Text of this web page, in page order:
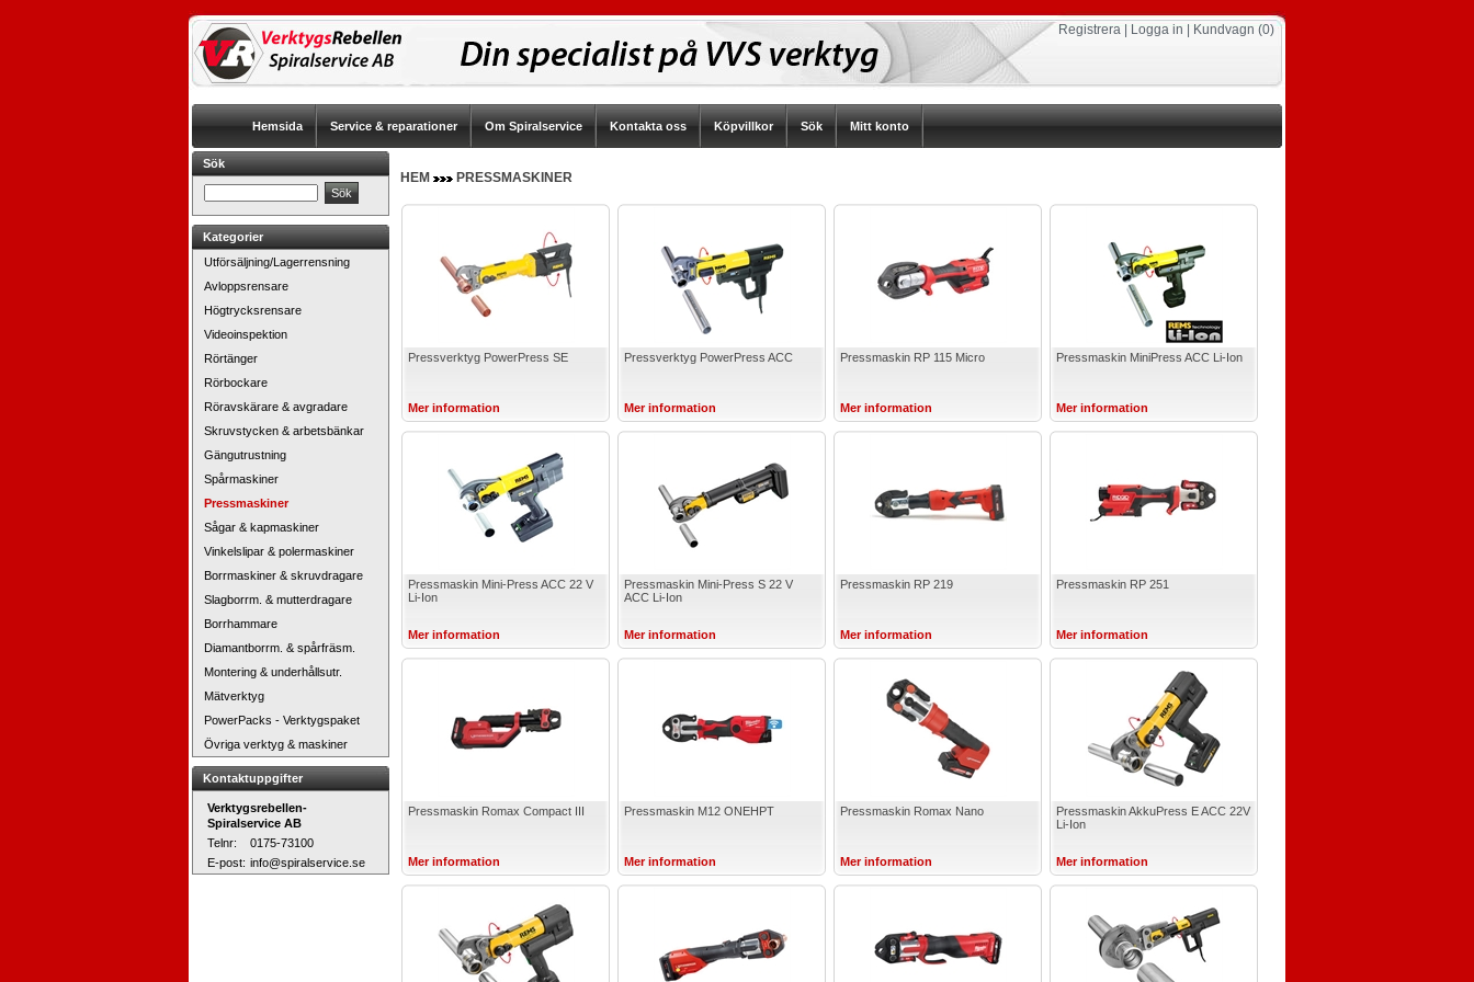
Registrera Logga in Kundvagn (0)
Hemsida Service & reparationer Om Spiralservice Kontakta oss Köpvillkor Sök Mitt konto
Sök
Kategorier
Utförsäljning/Lagerrensning
Avloppsrensare
Högtrycksrensare
Videoinspektion
Rörtänger
Rörbockare
Röravskärare & avgradare
Skruvstycken & arbetsbänkar
Gängutrustning
Spårmaskiner
Pressmaskiner
Sågar & kapmaskiner
Vinkelslipar & polermaskiner
Borrmaskiner & skruvdragare
Slagborrm. & mutterdragare
Borrhammare
Diamantborrm. & spårfräsm.
Montering & underhållsutr.
Mätverktyg
PowerPacks - Verktygspaket
Övriga verktyg & maskiner
Kontaktuppgifter
Verktygsrebellen-
Spiralservice AB
Telnr:
0175-73100
E-post: info@spiralservice.se
HEM PRESSMASKINER
Pressverktyg PowerPress SE
Mer information
Pressverktyg PowerPress ACC
Mer information
Pressmaskin RP 115 Micro
Mer information
Pressmaskin MiniPress ACC Li-Ion
Mer information
Pressmaskin Mini-Press ACC 22 V
Li-Ion
Mer information
Pressmaskin Mini-Press S 22 V
ACC Li-Ion
Mer information
Pressmaskin RP 219
Mer information
Pressmaskin RP 251
Mer information
Pressmaskin Romax Compact III
Mer information
Pressmaskin M12 ONEHPT
Mer information
Pressmaskin Romax Nano
Mer information
Pressmaskin AkkuPress E ACC 22V
Li-Ion
Mer information